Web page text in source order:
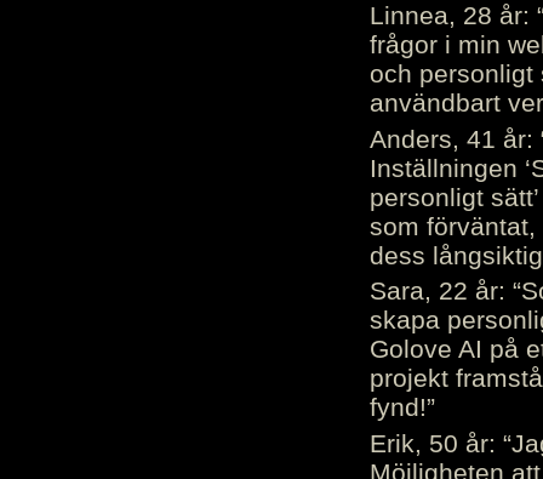
Linnea, 28 år:
frågor i min
och personligt
användbart
Anders, 41 år:
Inställningen
personligt
som
dess
Sara, 22 år:
skapa
Golove AI på
projekt
fynd!”
Erik, 50 år:
Möjligheten